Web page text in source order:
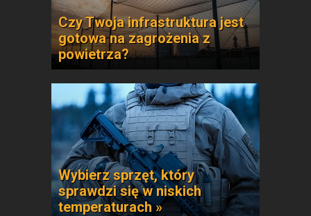
Czy Twoja infrastruktura jest
gotowa na zagrożenia z
powietrza?
Wybierz sprzęt, który
sprawdzi się w niskich
temperaturach »